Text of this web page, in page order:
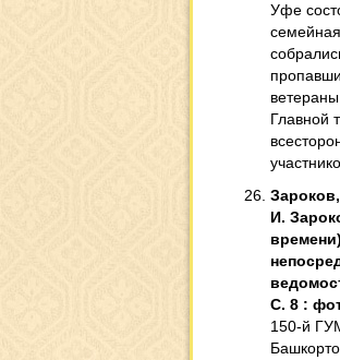
Уфе
Главной
И.
С. 8 :
150-й